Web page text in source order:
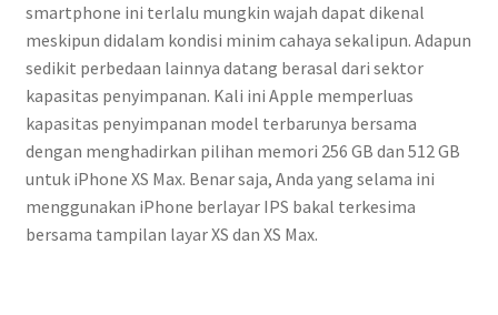
smartphone ini terlalu mungkin wajah dapat dikenal
meskipun didalam kondisi minim cahaya sekalipun. Adapun
sedikit perbedaan lainnya datang berasal dari sektor
kapasitas penyimpanan. Kali ini Apple memperluas
kapasitas penyimpanan model terbarunya bersama
dengan menghadirkan pilihan memori 256 GB dan 512 GB
untuk iPhone XS Max. Benar saja, Anda yang selama ini
menggunakan iPhone berlayar IPS bakal terkesima
bersama tampilan layar XS dan XS Max.